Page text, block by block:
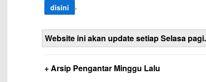
disini .
Website ini akan update setiap Selasa
+ Arsip Pengantar Minggu Lalu